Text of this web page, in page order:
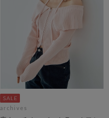
archives